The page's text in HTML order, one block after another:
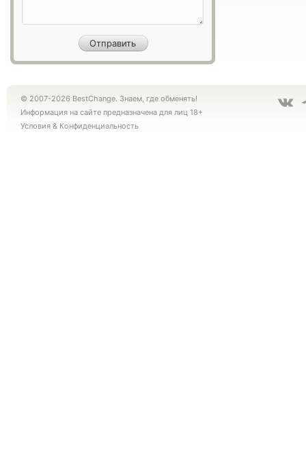
© 2007-2026 BestChange. Знаем, где обменять!
Информация на сайте предназначена для лиц 18+
Условия & Конфиденциальность